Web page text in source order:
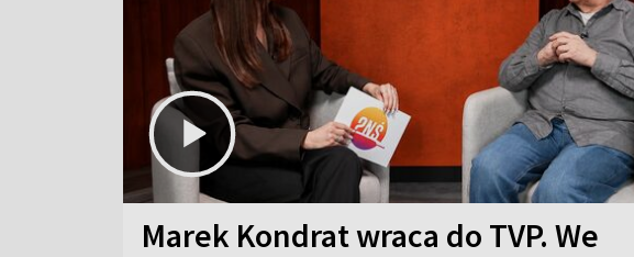
Marek Kondrat wraca do TVP. We